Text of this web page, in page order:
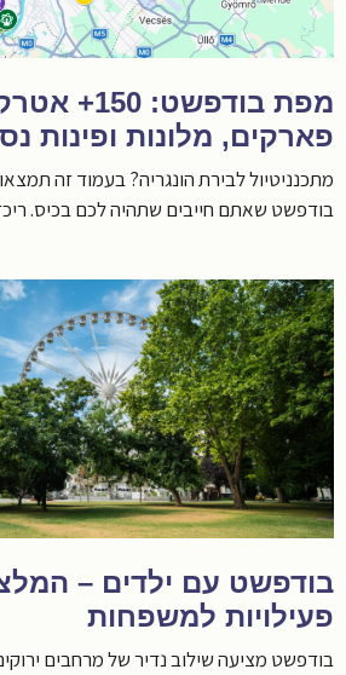
מפת בודפשט:
פארקים, מלונות ופינות
מתכנניטיול לבירת הונגריה? בעמוד זה
בודפשט שאתם חייבים שתהיה לכם בכיס.
בודפשט עם ילדים –
פעילויות למשפחות
בודפשט מציעה שילוב נדיר של מרחבים